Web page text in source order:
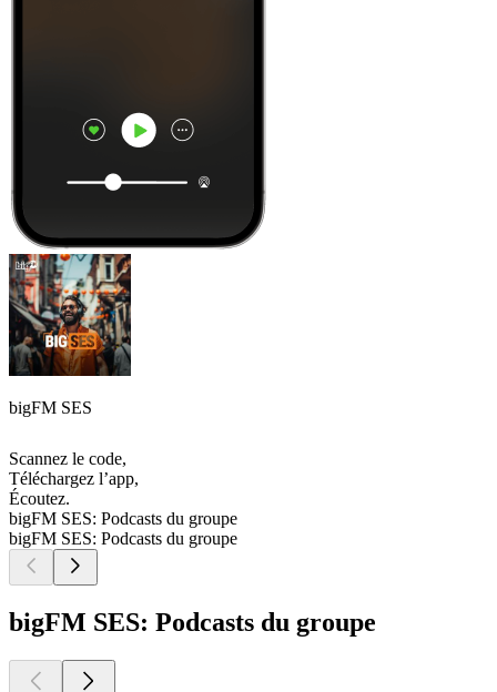
bigFM SES
Scannez le code,
Téléchargez l’app,
Écoutez.
bigFM SES: Podcasts du groupe
bigFM SES: Podcasts du groupe
bigFM SES: Podcasts du groupe